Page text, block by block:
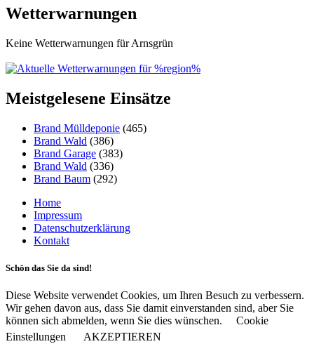
Wetterwarnungen
Keine Wetterwarnungen für Arnsgrün
Meistgelesene Einsätze
Brand Mülldeponie (465)
Brand Wald (386)
Brand Garage (383)
Brand Wald (336)
Brand Baum (292)
Home
Impressum
Datenschutzerklärung
Kontakt
Schön das Sie da sind!
Diese Website verwendet Cookies, um Ihren Besuch zu verbessern.
Wir gehen davon aus, dass Sie damit einverstanden sind, aber Sie
können sich abmelden, wenn Sie dies wünschen.
Cookie
Einstellungen
AKZEPTIEREN